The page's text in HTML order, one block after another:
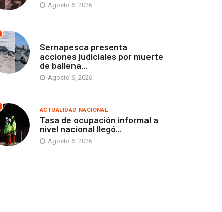
Agosto 6, 2026
Sernapesca presenta
acciones judiciales por muerte
de ballena...
Agosto 6, 2026
ACTUALIDAD NACIONAL
Tasa de ocupación informal a
nivel nacional llegó...
Agosto 6, 2026